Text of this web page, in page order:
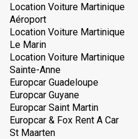
Location Voiture Martinique
Aéroport
Location Voiture Martinique
Le Marin
Location Voiture Martinique
Sainte-Anne
Europcar Guadeloupe
Europcar Guyane
Europcar Saint Martin
Europcar & Fox Rent A Car
St Maarten